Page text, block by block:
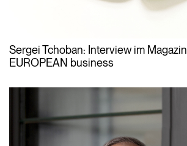
Sergei Tchoban: Interview im Magazin
EUROPEAN business